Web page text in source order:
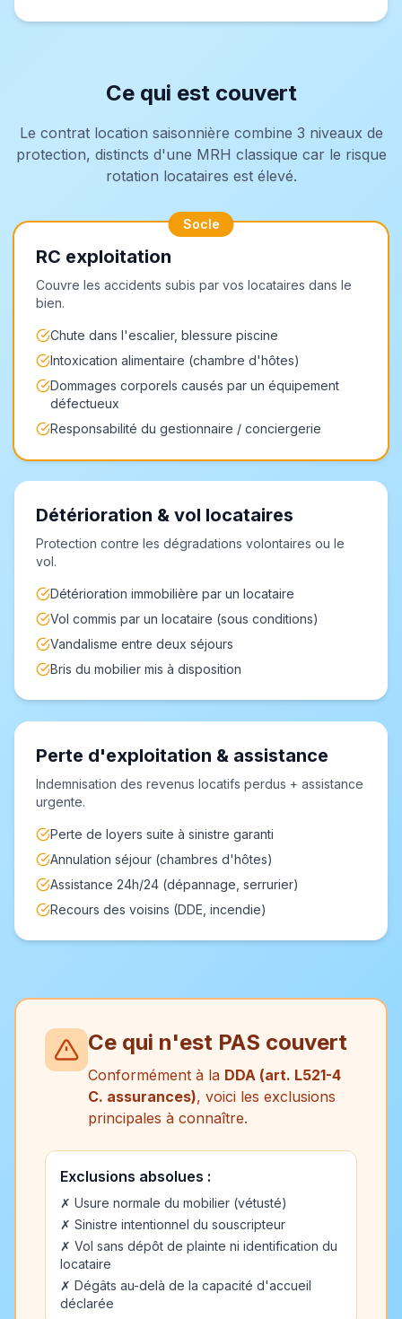
Ce qui est couvert
Le contrat location saisonnière combine 3 niveaux de
protection, distincts d'une MRH classique car le risque
rotation locataires est élevé.
Socle
RC exploitation
Couvre les accidents subis par vos locataires dans le
bien.
Chute dans l'escalier, blessure piscine
Intoxication alimentaire (chambre d'hôtes)
Dommages corporels causés par un équipement
défectueux
Responsabilité du gestionnaire / conciergerie
Détérioration & vol locataires
Protection contre les dégradations volontaires ou le
vol.
Détérioration immobilière par un locataire
Vol commis par un locataire (sous conditions)
Vandalisme entre deux séjours
Bris du mobilier mis à disposition
Perte d'exploitation & assistance
Indemnisation des revenus locatifs perdus + assistance
urgente.
Perte de loyers suite à sinistre garanti
Annulation séjour (chambres d'hôtes)
Assistance 24h/24 (dépannage, serrurier)
Recours des voisins (DDE, incendie)
Ce qui n'est PAS couvert
Conformément à la DDA (art. L521-4
C. assurances), voici les exclusions
principales à connaître.
Exclusions absolues :
✗ Usure normale du mobilier (vétusté)
✗ Sinistre intentionnel du souscripteur
✗ Vol sans dépôt de plainte ni identification du
locataire
✗ Dégâts au-delà de la capacité d'accueil
déclarée